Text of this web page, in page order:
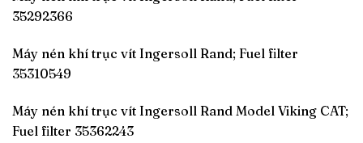
35292366
Máy nén khí trục vít Ingersoll Rand; Fuel filter
35310549
Máy nén khí trục vít Ingersoll Rand Model Viking CAT;
Fuel filter 35362243